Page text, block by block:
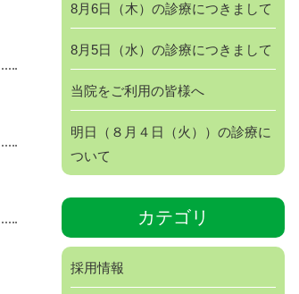
8月6日（木）の診療につきまして
8月5日（水）の診療につきまして
当院をご利用の皆様へ
明日（８月４日（火））の診療に
ついて
カテゴリ
採用情報